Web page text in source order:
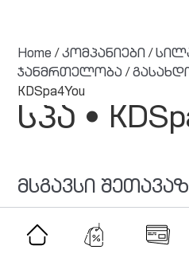
Home /კომპანიები /
ჯანმრთელობა /
KDSpa4You
სპა •
მსგავსი
შეთავაზება